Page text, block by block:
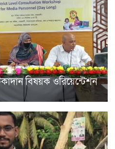
বিষয়ক ওরিয়েন্টেশন